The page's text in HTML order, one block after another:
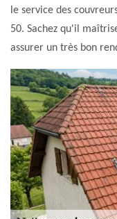
le service des
50. Sachez qu'il
assurer un très bon